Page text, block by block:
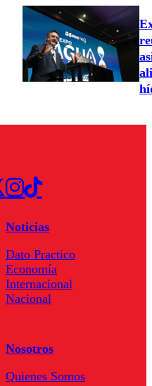
Noticias
Dato Practico
Economía
Internacional
Nacional
Nosotros
Quienes Somos